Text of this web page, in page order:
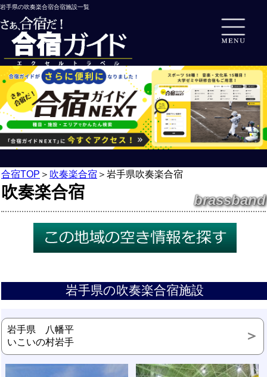
岩手県の吹奏楽合宿合宿施設一覧
合宿TOP ＞ 吹奏楽合宿 ＞ 岩手県吹奏楽合宿
吹奏楽合宿 brassband
岩手県の吹奏楽合宿施設
岩手県 八幡平
いこいの村岩手